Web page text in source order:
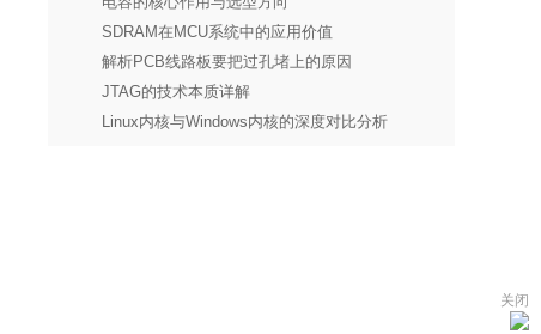
SDRAM在MCU系统中的应用价值
解析PCB线路板要把过孔堵上的原因
JTAG的技术本质详解
Linux内核与Windows内核的深度对比分析
关闭